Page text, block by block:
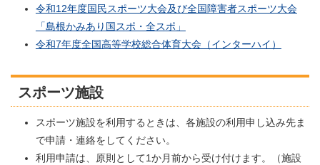
令和12年度国民スポーツ大会及び全国障害者スポーツ大会
「島根かみあり国スポ・全スポ」
令和7年度全国高等学校総合体育大会（インターハイ）
スポーツ施設
スポーツ施設を利用するときは、各施設の利用申し込み先ま
で申請・連絡をしてください。
利用申請は、原則として1か月前から受け付けます。（施設